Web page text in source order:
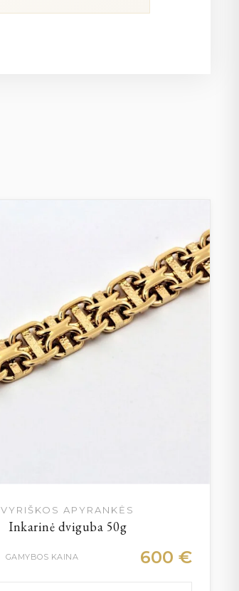
VYRIŠKOS APYRANKĖS
Inkarinė dviguba 50g
GAMYBOS KAINA 600 €